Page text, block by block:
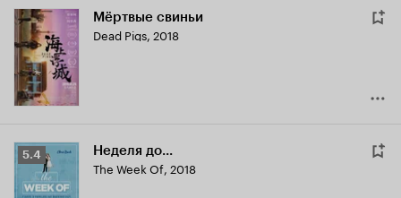
Мёртвые свиньи
Dead Pigs, 2018
Рейтинг
Кинопоиска
5.4
5.4 Неделя до...
The Week Of, 2018